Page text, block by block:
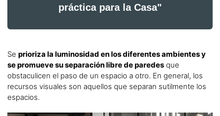
práctica para la Casa"
Se prioriza la luminosidad en los diferentes ambientes y
se promueve su separación libre de paredes que
obstaculicen el paso de un espacio a otro. En general, los
recursos visuales son aquellos que separan sutilmente los
espacios.